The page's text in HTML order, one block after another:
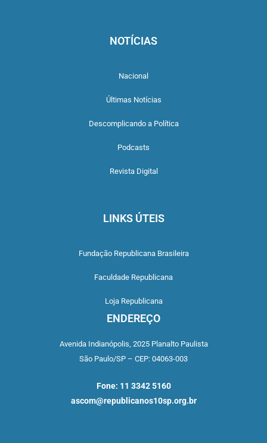
NOTÍCIAS
Nacional
Últimas Notícias
Descomplicando a Política
Podcasts
Revista Digital
LINKS ÚTEIS
Fundação Republicana Brasileira
Faculdade Republicana
Loja Republicana
ENDEREÇO
Avenida Indianópolis, 2025 Planalto Paulista
São Paulo/SP – CEP: 04063-003
Fone: 11 3342 5160
ascom@republicanos10sp.org.br